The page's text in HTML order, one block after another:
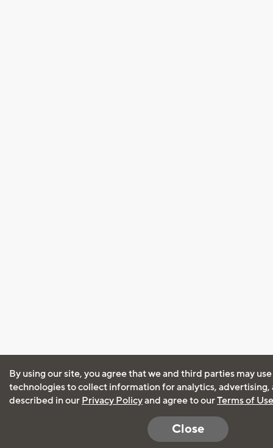
By using our site, you agree that we and third parties may
technologies to collect information for analytics, advertising,
described in our Privacy Policyand agree to ourTerms of Use
Close